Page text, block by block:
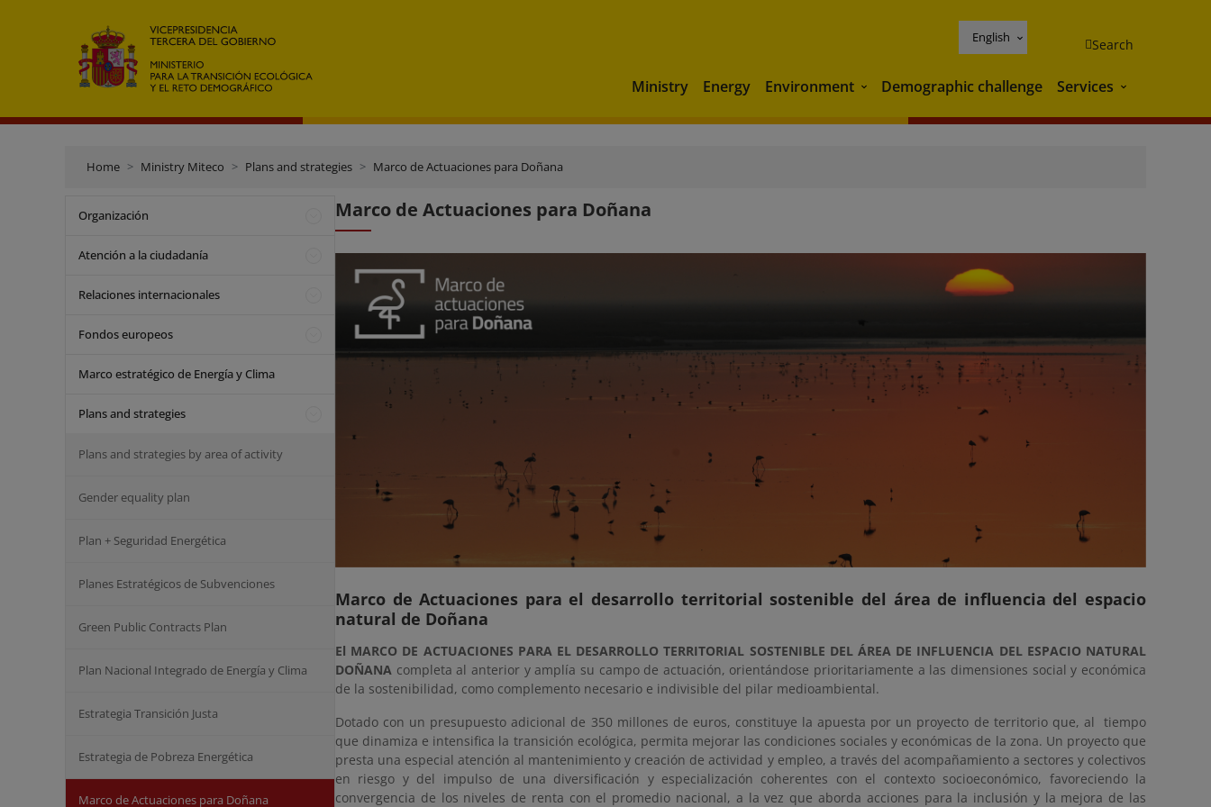
English Search
Ministry Energy Environment Environment
Demographic challenge Services Services
Home Ministry Miteco Plans and strategies Marco de Actuaciones para Doñana
Organización
Atención a la ciudadanía
Relaciones internacionales
Fondos europeos
Marco estratégico de Energía y Clima
Plans and strategies
Plans and strategies by area of activity
Gender equality plan
Plan + Seguridad Energética
Planes Estratégicos de Subvenciones
Green Public Contracts Plan
Plan Nacional Integrado de Energía y Clima
Estrategia Transición Justa
Estrategia de Pobreza Energética
Marco de Actuaciones para Doñana
Marco de Actuaciones para Doñana
Marco de Actuaciones para el desarrollo territorial sostenible del área de influencia del espacio
natural de Doñana
El MARCO DE ACTUACIONES PARA EL DESARROLLO TERRITORIAL SOSTENIBLE DEL ÁREA DE INFLUENCIA DEL ESPACIO NATURAL
DOÑANA completa al anterior y amplía su campo de actuación, orientándose prioritariamente a las dimensiones social y económica
de la sostenibilidad, como complemento necesario e indivisible del pilar medioambiental.
Dotado con un presupuesto adicional de 350 millones de euros, constituye la apuesta por un proyecto de territorio que, al tiempo
que dinamiza e intensifica la transición ecológica, permita mejorar las condiciones sociales y económicas de la zona. Un proyecto que
presta una especial atención al mantenimiento y creación de actividad y empleo, a través del acompañamiento a sectores y colectivos
en riesgo y del impulso de una diversificación y especialización coherentes con el contexto socioeconómico, favoreciendo la
convergencia de los niveles de renta con el promedio nacional, a la vez que aborda acciones para la inclusión y la mejora de las